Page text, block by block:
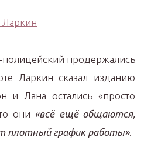
продержались
Ларкин сказал изданию
и Лана остались «просто
они «всё ещё общаются,
плотный график работы».